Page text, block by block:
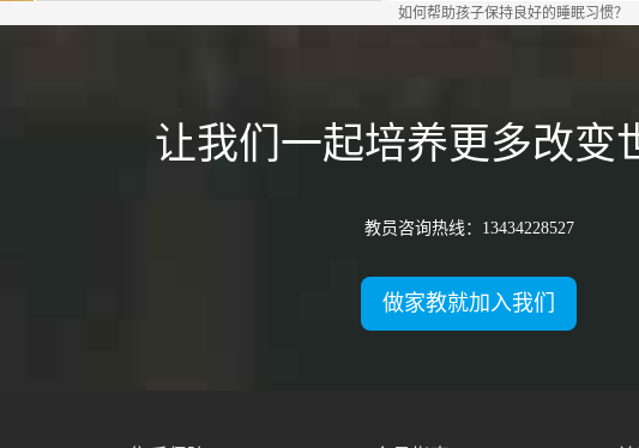
学习2个月 | 涨分21分
息，为我解答疑问。开学到现在考了2次数学，每次都有很大进步。真的
如何帮助孩子保持良好的睡眠习惯？
让我们一起培养更多改变
教员咨询热线：13434228527
做家教就加入我们